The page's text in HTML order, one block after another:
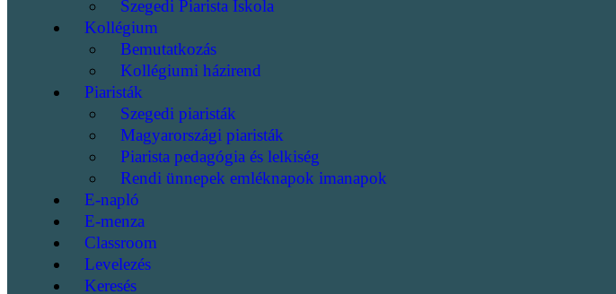
Szegedi Piarista Iskola
Kollégium
Bemutatkozás
Kollégiumi házirend
Piaristák
Szegedi piaristák
Magyarországi piaristák
Piarista pedagógia és lelkiség
Rendi ünnepek emléknapok imanapok
E-napló
E-menza
Classroom
Levelezés
Keresés